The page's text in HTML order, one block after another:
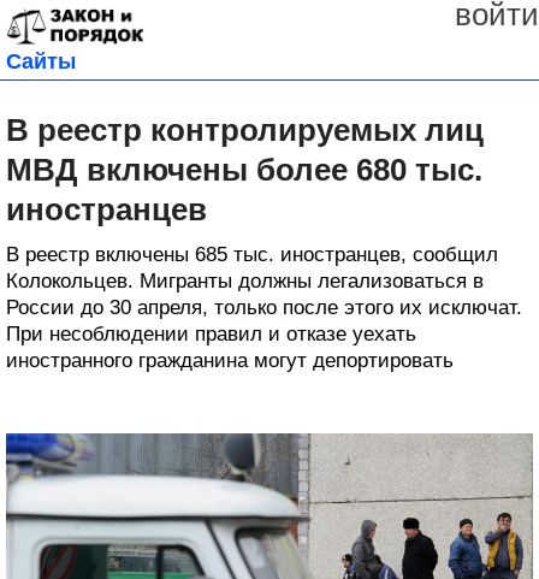
войти
Сайты
В реестр контролируемых лиц
МВД включены более 680 тыс.
иностранцев
В реестр включены 685 тыс. иностранцев, сообщил
Колокольцев. Мигранты должны легализоваться в
России до 30 апреля, только после этого их исключат.
При несоблюдении правил и отказе уехать
иностранного гражданина могут депортировать